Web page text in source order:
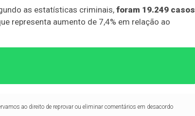
as estatísticas criminais, foram 19.249 casos
representa aumento de 7,4% em relação ao
ao direito de reprovar ou eliminar comentários em desacordo